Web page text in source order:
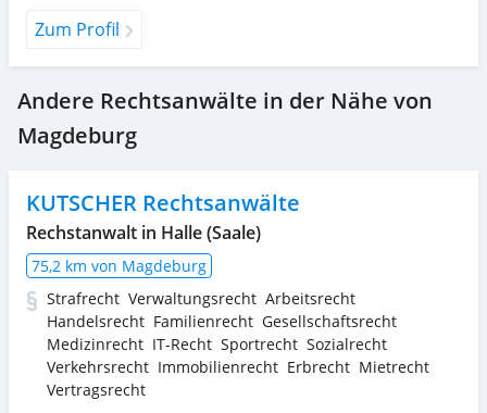
Zum Profil
Andere Rechtsanwälte in der Nähe von
Magdeburg
KUTSCHER Rechtsanwälte
Rechstanwalt in Halle (Saale)
75,2 km von Magdeburg
Strafrecht Verwaltungsrecht Arbeitsrecht
Handelsrecht Familienrecht Gesellschaftsrecht
Medizinrecht IT-Recht Sportrecht Sozialrecht
Verkehrsrecht Immobilienrecht Erbrecht Mietrecht
Vertragsrecht